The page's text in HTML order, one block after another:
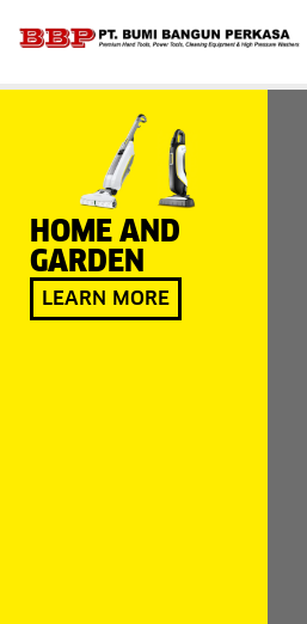
HOME AND
GARDEN
LEARN MORE